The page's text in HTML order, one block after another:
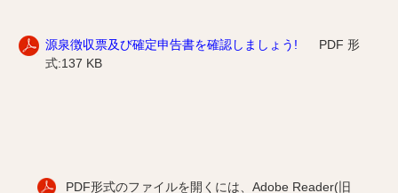
源泉徴収票及び確定申告書を確認しましょう!
PDF 形
式:137 KB
PDF形式のファイルを開くには、Adobe Reader(旧